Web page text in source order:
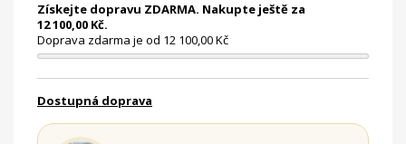
Získejte dopravu ZDARMA. Nakupte ještě za
12 100,00 Kč.
Doprava zdarma je od 12 100,00 Kč
Dostupná doprava